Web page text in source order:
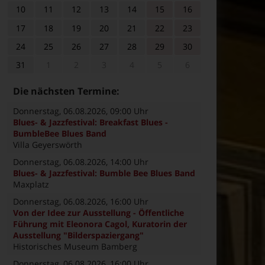
10 11 12 13 14 15
16
17
18 19 20 21 22
23
24
25 26 27 28 29
30
31
Die nächsten Termine:
Donnerstag, 06.08.2026, 09:00 Uhr
Blues- & Jazzfestival: Breakfast Blues -
BumbleBee Blues Band
Villa Geyerswörth
Donnerstag, 06.08.2026, 14:00 Uhr
Blues- & Jazzfestival: Bumble Bee Blues Band
Maxplatz
Donnerstag, 06.08.2026, 16:00 Uhr
Von der Idee zur Ausstellung - Öffentliche
Führung mit Eleonora Cagol, Kuratorin der
Ausstellung "Bilderspaziergang"
Historisches Museum Bamberg